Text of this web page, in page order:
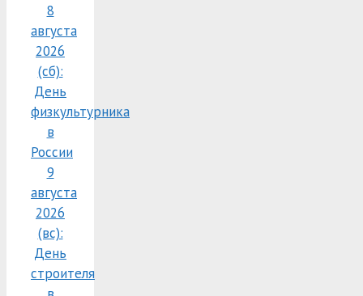
8
августа
2026
(сб):
День
физкультурника
в
России
9
августа
2026
(вс):
День
строителя